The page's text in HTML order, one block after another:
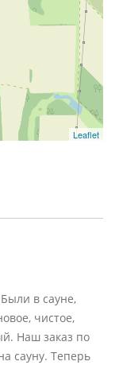
Leaflet
в сауне,
чистое,
Наш заказ по
сауну. Теперь